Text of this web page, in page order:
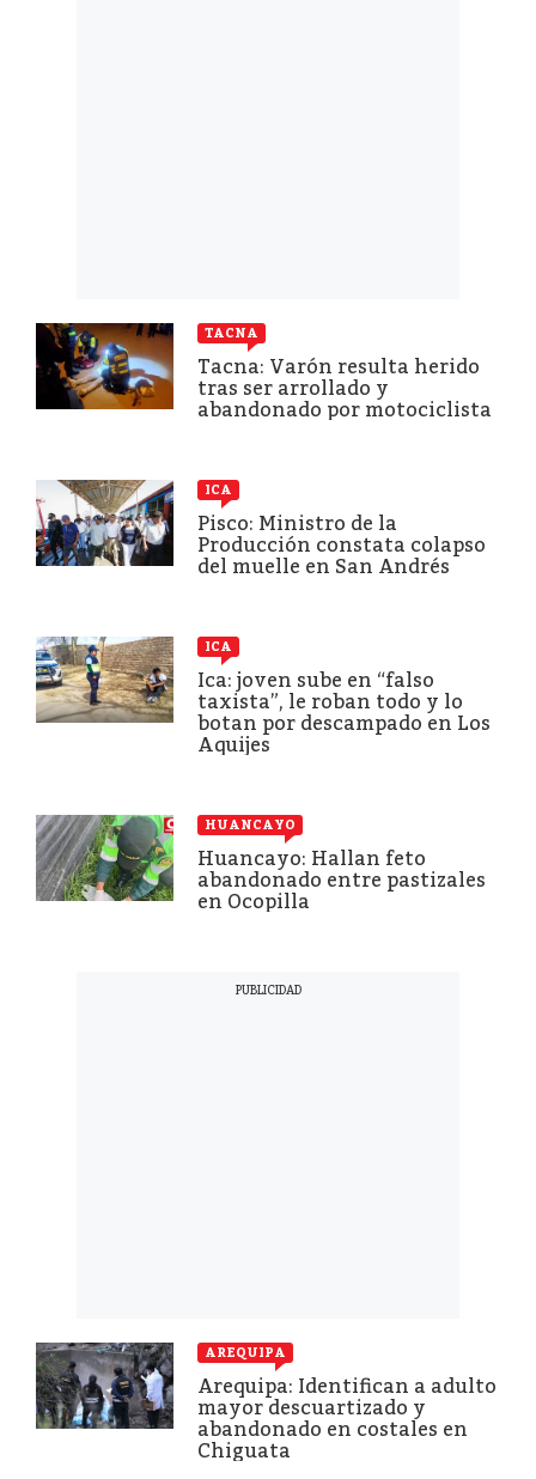
TACNA
Tacna: Varón resulta herido
tras ser arrollado y
abandonado por motociclista
ICA
Pisco: Ministro de la
Producción constata colapso
del muelle en San Andrés
ICA
Ica: joven sube en “falso
taxista”, le roban todo y lo
botan por descampado en Los
Aquijes
HUANCAYO
Huancayo: Hallan feto
abandonado entre pastizales
en Ocopilla
AREQUIPA
Arequipa: Identifican a adulto
mayor descuartizado y
abandonado en costales en
Chiguata